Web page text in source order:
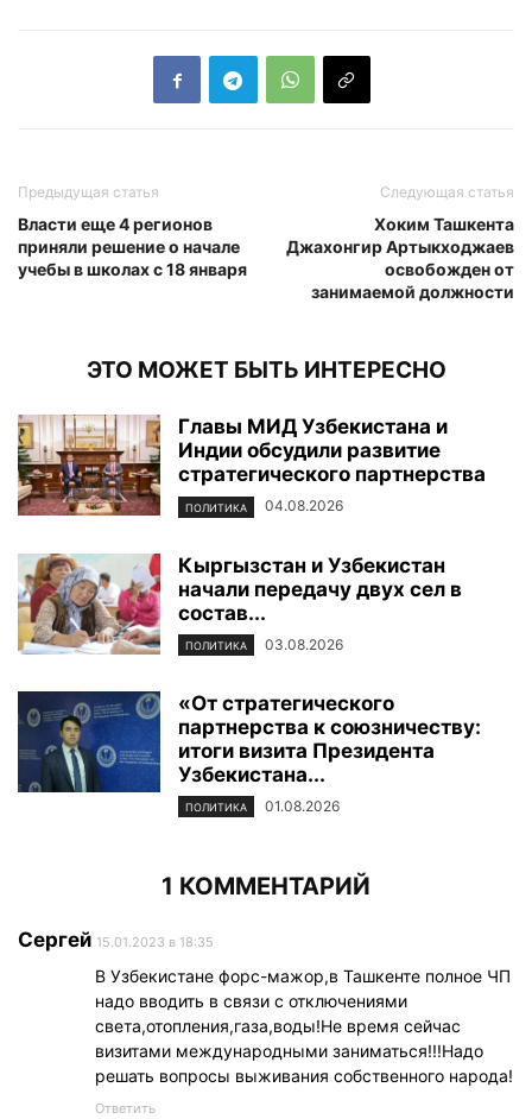
Предыдущая статья
Власти еще 4 регионов
приняли решение о начале
учебы в школах с 18 января
Следующая статья
Хоким Ташкента
Джахонгир Артыкходжаев
освобожден от
занимаемой должности
ЭТО МОЖЕТ БЫТЬ ИНТЕРЕСНО
Главы МИД Узбекистана и
Индии обсудили развитие
стратегического партнерства
ПОЛИТИКА 04.08.2026
Кыргызстан и Узбекистан
начали передачу двух сел в
состав...
ПОЛИТИКА 03.08.2026
«От стратегического
партнерства к союзничеству:
итоги визита Президента
Узбекистана...
ПОЛИТИКА 01.08.2026
1 КОММЕНТАРИЙ
Сергей 15.01.2023 в 18:35
В Узбекистане форс-мажор,в Ташкенте полное ЧП
надо вводить в связи с отключениями
света,отопления,газа,воды!Не время сейчас
визитами международными заниматься!!!Надо
решать вопросы выживания собственного народа!
Ответить